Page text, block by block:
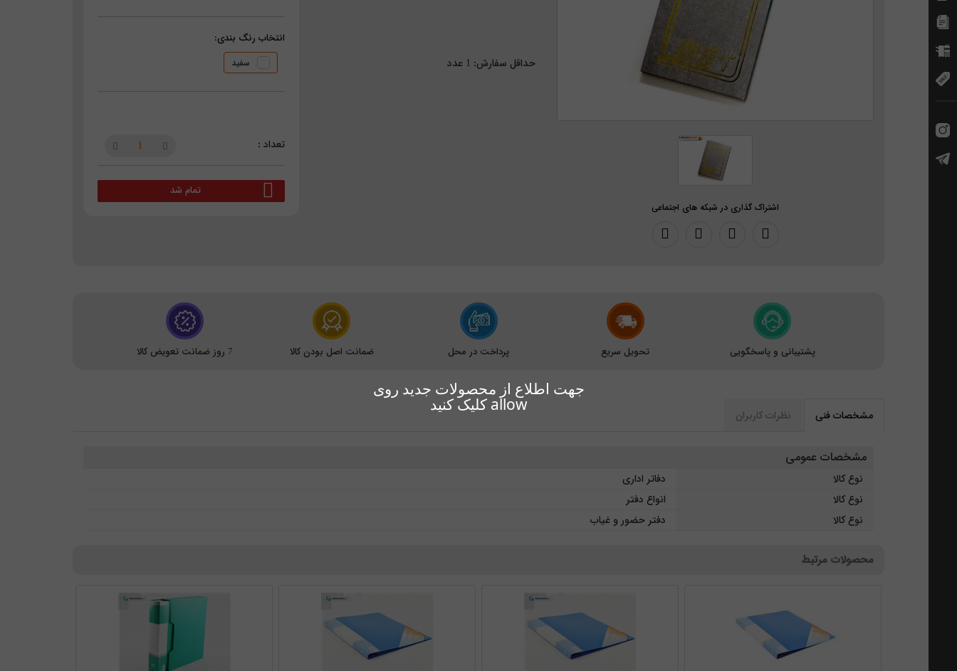
جهت اطلاع از محصولات جدید روی
allow کلیک کنید
اشتراک گذاری در شبکه های اجتماعی
حداقل سفارش: 1 عدد
انتخاب رنگ بندی:
سفید
تمام شد
پشتیبانی و پاسخگویی تحویل سریع پرداخت در محل ضمانت اصل بودن کالا 7 روز ضمانت تعویض کالا
مشخصات فنی نظرات کاربران
مشخصات عمومی
نوع کالا
دفاتر اداری
نوع کالا
انواع دفتر
نوع کالا
دفتر حضور و غیاب
محصولات مرتبط